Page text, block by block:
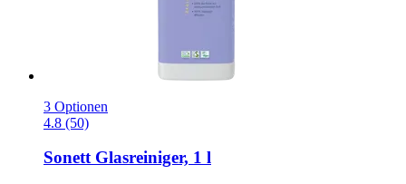
3 Optionen
4.8 (50)
SonettGlasreiniger, 1 l